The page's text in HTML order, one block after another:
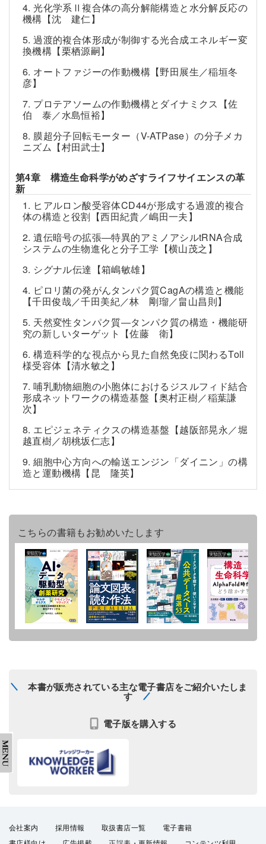
4. 光化学系Ⅱ複合体の高分解能構造と水分解反応の
機構【沈 建仁】
5. 過渡的複合体形成が制御する光合成エネルギー変
換機構【栗栖源嗣】
6. オートファジーの作動機構【野田展生／稲垣冬
彦】
7. プロテアソームの作動機構とダイナミクス【佐
伯 泰／水島恒裕】
8. 膜超分子回転モーター（V-ATPase）の分子メカ
ニズム【村田武士】
第4章 構造生命科学がめざすライフサイエンスの革
新
1. ヒアルロン酸受容体CD44が形成する過渡的複合
体の構造と役割【西田紀貴／嶋田一夫】
2. 遺伝暗号の拡張―特異的アミノアシルtRNA合成
システムの生物進化と分子工学【横山茂之】
3. シグナル伝達【箱嶋敏雄】
4. ピロリ菌の発がんタンパク質CagAの構造と機能
【千田俊哉／千田美紀／林 剛瑠／畠山昌則】
5. 天然変性タンパク質―タンパク質の構造・機能研
究の新しいターゲット【佐藤 衛】
6. 構造科学的な視点から見た自然免疫に関わるToll
様受容体【清水敏之】
7. 哺乳動物細胞の小胞体におけるジスルフィド結合
形成ネットワークの構造基盤【奥村正樹／稲葉謙
次】
8. エピジェネティクスの構造基盤【越阪部晃永／堀
越直樹／胡桃坂仁志】
9. 細胞中心方向への輸送エンジン「ダイニン」の構
造と運動機構【昆 隆英】
こちらの書籍もお勧めいたします
本書が販売されている主な電子書店をご紹介いたしま
す
電子版を購入する
会社案内 採用情報 取扱書店一覧
電子書籍